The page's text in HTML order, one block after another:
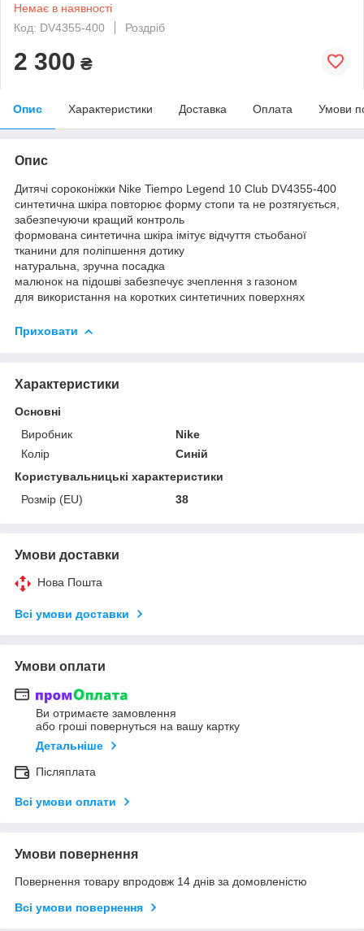
Немає в наявності
Код: DV4355-400
Роздріб
2 300 ₴
Опис Характеристики Доставка Оплата Умови
Опис
Дитячі сороконіжки Nike Tiempo Legend 10 Club DV4355-400
синтетична шкіра повторює форму стопи та не розтягується,
забезпечуючи кращий контроль
формована синтетична шкіра імітує відчуття стьобаної
тканини для поліпшення дотику
натуральна, зручна посадка
малюнок на підошві забезпечує зчеплення з газоном
для використання на коротких синтетичних поверхнях
Приховати
Характеристики
Основні
Виробник
Nike
Колір
Синій
Користувальницькі характеристики
Розмір (EU)
38
Умови доставки
Нова Пошта
Всі умови доставки
Умови оплати
Ви отримаєте замовлення
або гроші повернуться на вашу картку
Детальніше
Післяплата
Всі умови оплати
Умови повернення
Повернення товару впродовж 14 днів за домовленістю
Всі умови повернення